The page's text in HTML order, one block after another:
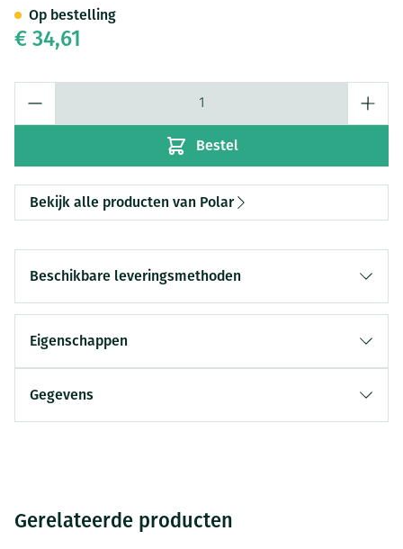
€ 34,61
Bestel
Op bestelling
Bekijk alle producten van Polar
Beschikbare leveringsmethoden
Eigenschappen
Gegevens
Gerelateerde producten